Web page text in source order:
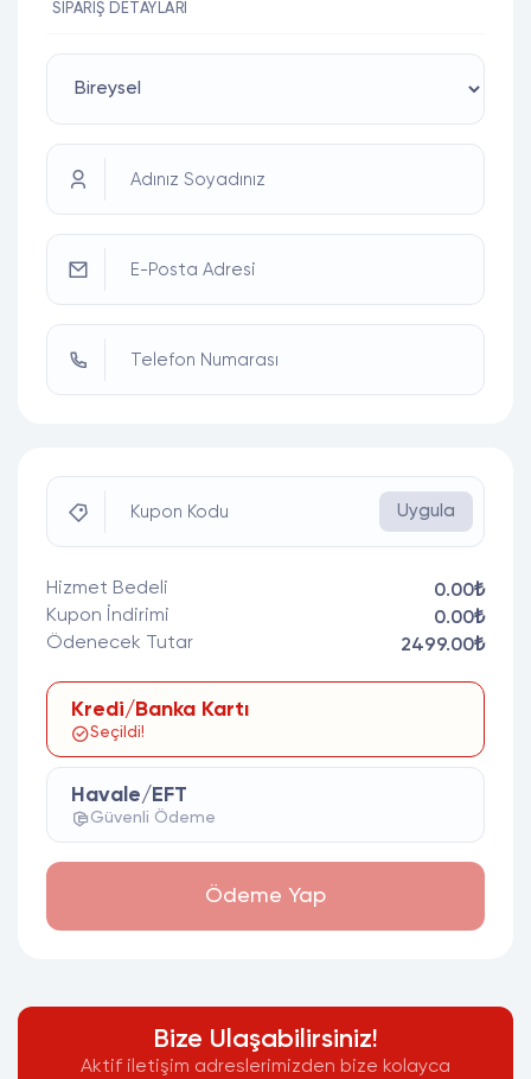
SIPARIŞ DETAYLARI
Adınız Soyadınız
E-Posta Adresi
Telefon Numarası
Kupon Kodu Uygula
Hizmet Bedeli
0.00₺
Kupon İndirimi
0.00₺
Ödenecek Tutar
2499.00₺
Kredi/Banka Kartı
Seçildi!
Havale/EFT
Güvenli Ödeme
Ödeme Yap
Bize Ulaşabilirsiniz!
Aktif iletişim adreslerimizden bize kolayca